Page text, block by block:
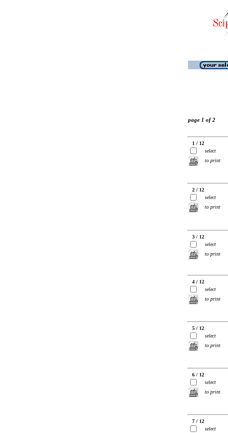
page 1 of 2
1 / 12
select
to print
2 / 12
select
to print
3 / 12
select
to print
4 / 12
select
to print
5 / 12
select
to print
6 / 12
select
to print
7 / 12
select